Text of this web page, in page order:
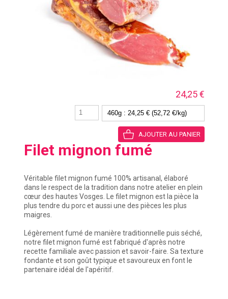
24,25 €
Filet mignon fumé
Véritable filet mignon fumé 100% artisanal, élaboré
dans le respect de la tradition dans notre atelier en plein
cœur des hautes Vosges. Le filet mignon est la pièce la
plus tendre du porc et aussi une des pièces les plus
maigres.
Légèrement fumé de manière traditionnelle puis séché,
notre filet mignon fumé est fabriqué d'après notre
recette familiale avec passion et savoir-faire. Sa texture
fondante et son goût typique et savoureux en font le
partenaire idéal de l'apéritif.